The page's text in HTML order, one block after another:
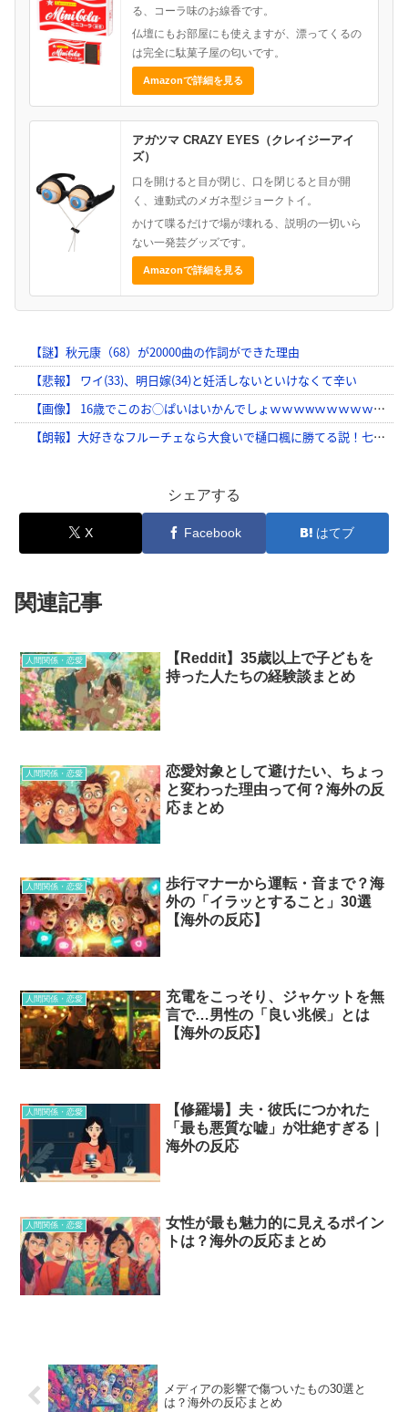
る、コーラ味のお線香です。
仏壇にもお部屋にも使えますが、漂ってくるの
は完全に駄菓子屋の匂いです。
Amazonで詳細を見る
アガツマ CRAZY EYES（クレイジーアイ
ズ）
口を開けると目が閉じ、口を閉じると目が開
く、連動式のメガネ型ジョークトイ。
かけて喋るだけで場が壊れる、説明の一切いら
ない一発芸グッズです。
Amazonで詳細を見る
シェアする
X Facebook はてブ
関連記事
人間関係・恋愛
【Reddit】35歳以上で子どもを
持った人たちの経験談まとめ
人間関係・恋愛
恋愛対象として避けたい、ちょっ
と変わった理由って何？海外の反
応まとめ
人間関係・恋愛
歩行マナーから運転・音まで？海
外の「イラッとすること」30選
【海外の反応】
人間関係・恋愛
充電をこっそり、ジャケットを無
言で…男性の「良い兆候」とは
【海外の反応】
人間関係・恋愛
【修羅場】夫・彼氏につかれた
「最も悪質な嘘」が壮絶すぎる｜
海外の反応
人間関係・恋愛
女性が最も魅力的に見えるポイン
トは？海外の反応まとめ
メディアの影響で傷ついたもの30選と
は？海外の反応まとめ